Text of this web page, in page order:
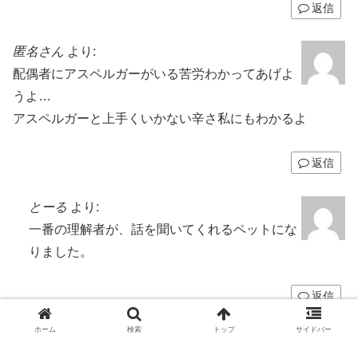
返信
匿名さん より:
配偶者にアスペルガーがいる苦労わかってあげよ
うよ…
アスペルガーと上手くいかない辛さ私にもわかるよ
返信
とーる より:
一番の理解者が、話を聞いてくれるペットにな
りました。
返信
ホーム 検索 トップ サイドバー